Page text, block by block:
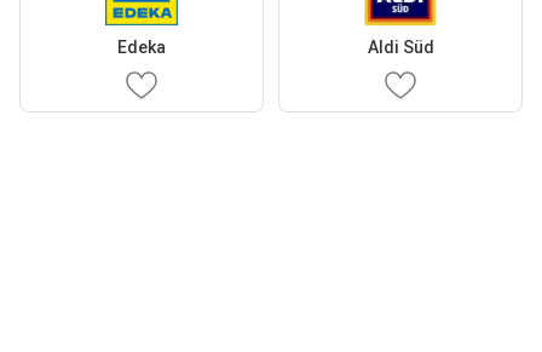
Edeka Aldi Süd